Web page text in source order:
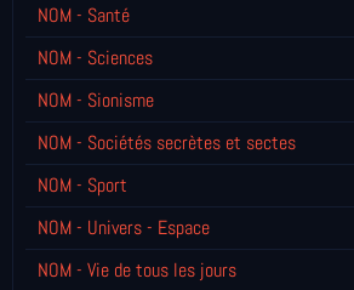
NOM - Santé
NOM - Sciences
NOM - Sionisme
NOM - Sociétés secrètes et sectes
NOM - Sport
NOM - Univers - Espace
NOM - Vie de tous les jours